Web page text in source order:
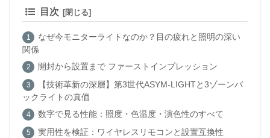
目次
なぜ今モニターライトなのか？目の疲れと照明の深い
関係
開封から設置まで ファーストインプレッション
【技術革新の深層】第3世代ASYM-LIGHTと3ゾーンバ
ックライトの真価
数字で見る性能：照度・色温度・演色性のすべて
実用性を検証：ワイヤレスリモコンと設置互換性